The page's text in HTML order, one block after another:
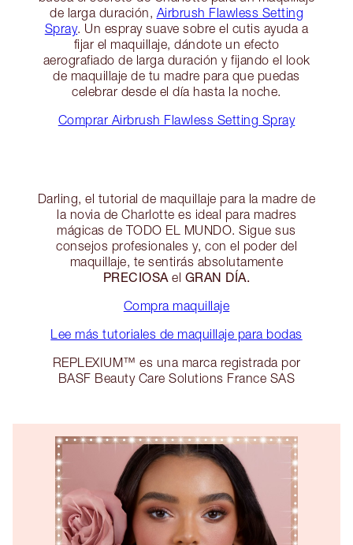
de larga duración, Airbrush Flawless Setting
Spray. Un espray suave sobre el cutis ayuda a
fijar el maquillaje, dándote un efecto
aerografiado de larga duración y fijando el look
de maquillaje de tu madre para que puedas
celebrar desde el día hasta la noche.
Comprar Airbrush Flawless Setting Spray
Darling, el tutorial de maquillaje para la madre de
la novia de Charlotte es ideal para madres
mágicas de TODO EL MUNDO. Sigue sus
consejos profesionales y, con el poder del
maquillaje, te sentirás absolutamente
PRECIOSA el GRAN DÍA.
Compra maquillaje
Lee más tutoriales de maquillaje para bodas
REPLEXIUM™ es una marca registrada por
BASF Beauty Care Solutions France SAS